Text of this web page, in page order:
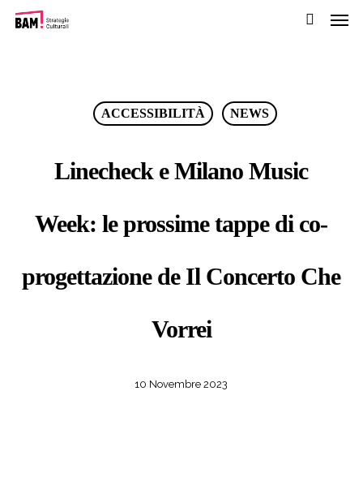
Passa
ACCESSIBILITÀ NEWS
Linecheck e Milano Music
Week: le prossime tappe di co-
progettazione de Il Concerto Che
Vorrei
10 Novembre 2023